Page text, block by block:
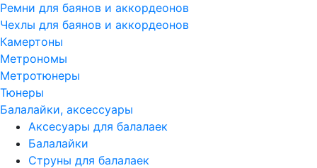
Ремни для баянов и аккордеонов
Чехлы для баянов и аккордеонов
Камертоны
Метрономы
Метротюнеры
Тюнеры
Балалайки, аксессуары
Аксесуары для балалаек
Балалайки
Струны для балалаек